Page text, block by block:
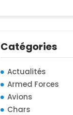
Catégories
Actualités
Armed Forces
Avions
Chars